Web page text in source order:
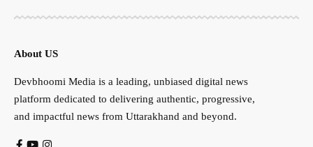
About US
Devbhoomi Media is a leading, unbiased digital news
platform dedicated to delivering authentic, progressive,
and impactful news from Uttarakhand and beyond.